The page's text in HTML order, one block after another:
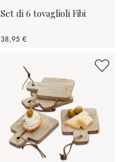
Set di 6 tovaglioli Fibi
38,95 €